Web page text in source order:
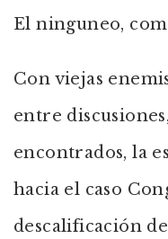
El ninguneo,
Con viejas
entre
encontrados, la
hacia el caso
descalificación